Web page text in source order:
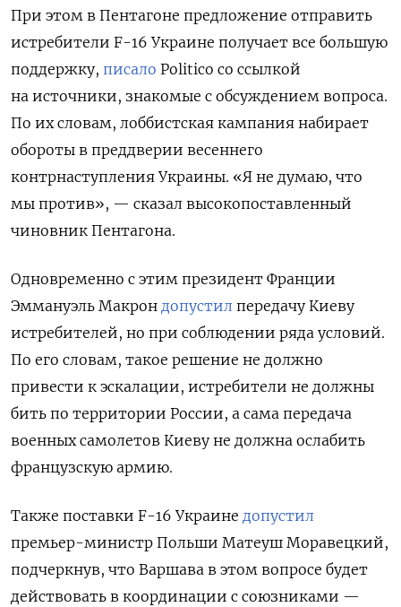
При этом в Пентагоне предложение отправить
истребители F-16 Украине получает все большую
поддержку, писало Politico со ссылкой
на источники, знакомые с обсуждением вопроса.
По их словам, лоббистская кампания набирает
обороты в преддверии весеннего
контрнаступления Украины. «Я не думаю, что
мы против», — сказал высокопоставленный
чиновник Пентагона.
Одновременно с этим президент Франции
Эммануэль Макрон допустил передачу Киеву
истребителей, но при соблюдении ряда условий.
По его словам, такое решение не должно
привести к эскалации, истребители не должны
бить по территории России, а сама передача
военных самолетов Киеву не должна ослабить
французскую армию.
Также поставки F-16 Украине допустил
премьер-министр Польши Матеуш Моравецкий,
подчеркнув, что Варшава в этом вопросе будет
действовать в координации с союзниками —